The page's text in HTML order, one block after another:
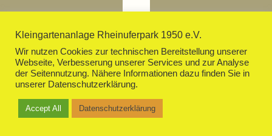
Präsentiert vonTempera
Kleingartenanlage Rheinuferpark 1950 e.V.
Wir nutzen Cookies zur technischen Bereitstellung unserer
Webseite, Verbesserung unserer Services und zur Analyse
der Seitennutzung. Nähere Informationen dazu finden Sie in
unserer Datenschutzerklärung.
Accept All Datenschutzerklärung